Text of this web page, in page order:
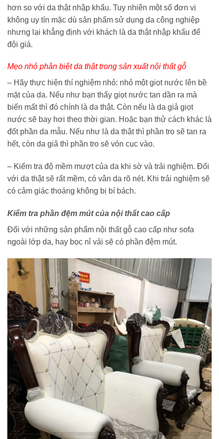
hơn so với da thật nhập khẩu. Tuy nhiên một số đơn vị
không uy tín mặc dù sản phẩm sử dụng da công nghiệp
nhưng lại khẳng định với khách là da thật nhập khẩu để
đội giá.
Mẹo nhỏ phân biệt da thật trong sản xuất nội thất gỗ
– Hãy thực hiện thí nghiệm nhỏ: nhỏ một giọt nước lên bề
mặt của da. Nếu như bạn thấy giọt nước tan dần ra mà
biến mất thì đó chính là da thật. Còn nếu là da giả giọt
nước sẽ bay hơi theo thời gian. Hoặc bạn thử cách khác là
đốt phần da mẫu. Nếu như là da thật thì phần tro sẽ tan ra
hết, còn da giả thì phần tro sẽ vón cục vào.
– Kiểm tra độ mềm mượt của da khi sờ và trải nghiệm. Đối
với da thật sẽ rất mềm, có vân da rõ nét. Khi trải nghiệm sẽ
có cảm giác thoáng không bị bí bách.
Kiểm tra phần đệm mút của nội thất cao cấp
Đối với những sản phẩm nội thất gỗ cao cấp như sofa
ngoài lớp da, hay bọc nỉ vải sẽ có phần đệm mút.